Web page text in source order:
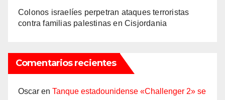
Colonos israelíes perpetran ataques terroristas
contra familias palestinas en Cisjordania
Comentarios recientes
Oscar en Tanque estadounidense «Challenger 2» se